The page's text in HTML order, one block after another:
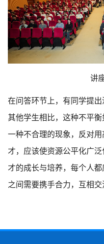
讲
在问答环节上，有同学提
其他学生相比，这种不平
一种不合理的现象，反对
才，应该使资源公平化广
才的成长与培养，每个人
之间需要携手合力，互相交